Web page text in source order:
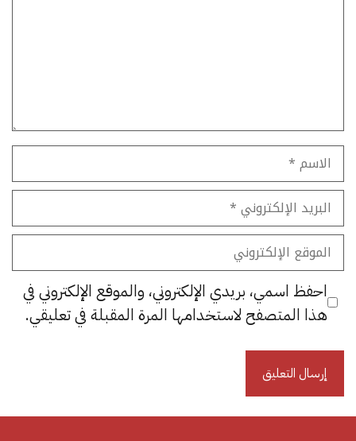
الاسم
البريد
الإلكتروني
الموقع
الإلكتروني
احفظ اسمي، بريدي الإلكتروني، والموقع الإلكتروني في
هذا المتصفح لاستخدامها المرة المقبلة في تعليقي.